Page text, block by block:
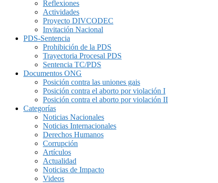
Reflexiones
Actividades
Proyecto DIVCODEC
Invitación Nacional
PDS-Sentencia
Prohibición de la PDS
Trayectoria Procesal PDS
Sentencia TC/PDS
Documentos ONG
Posición contra las uniones gais
Posición contra el aborto por violación I
Posición contra el aborto por violación II
Categorías
Noticias Nacionales
Noticias Internacionales
Derechos Humanos
Corrupción
Artículos
Actualidad
Noticias de Impacto
Videos